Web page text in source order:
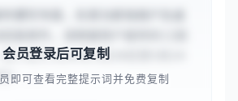
本人将于2024年5月20日至5月24
日）...
会员登录后可复制
即可查看完整提示词并免费复制